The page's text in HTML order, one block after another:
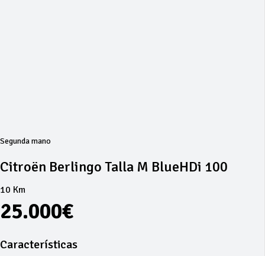
Segunda mano
Citroën Berlingo Talla M BlueHDi 100
10 Km
25.000€
Características